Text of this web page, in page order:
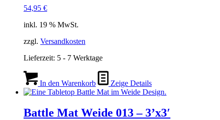
54,95 €
inkl. 19 % MwSt.
zzgl. Versandkosten
Lieferzeit: 5 - 7 Werktage
In den Warenkorb Zeige Details
Battle Mat Weide 013 – 3’x3′